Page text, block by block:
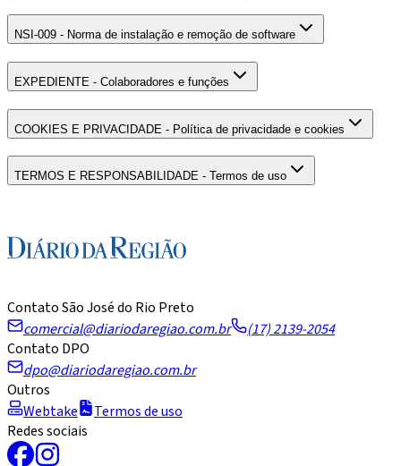
NSI-009 - Norma de instalação e remoção de software
EXPEDIENTE - Colaboradores e funções
COOKIES E PRIVACIDADE - Política de privacidade e cookies
TERMOS E RESPONSABILIDADE - Termos de uso
Contato São José do Rio Preto
comercial@diariodaregiao.com.br
(17) 2139-2054
Contato DPO
dpo@diariodaregiao.com.br
Outros
Webtake
Termos de uso
Redes sociais